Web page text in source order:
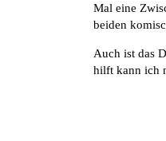
Mal eine
beiden
Auch ist das
hilft kann ich